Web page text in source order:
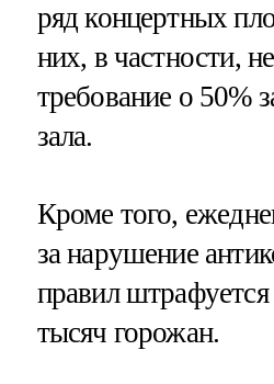
ряд концертных
них, в частности,
требование о 50%
зала.
Кроме того,
за нарушение
правил
тысяч горожан.